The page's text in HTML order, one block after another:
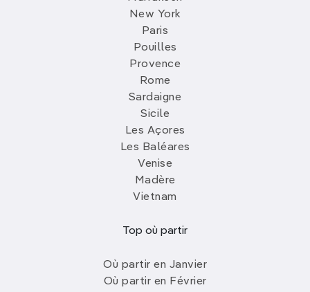
New York
Paris
Pouilles
Provence
Rome
Sardaigne
Sicile
Les Açores
Les Baléares
Venise
Madère
Vietnam
Top où partir
Où partir en Janvier
Où partir en Février